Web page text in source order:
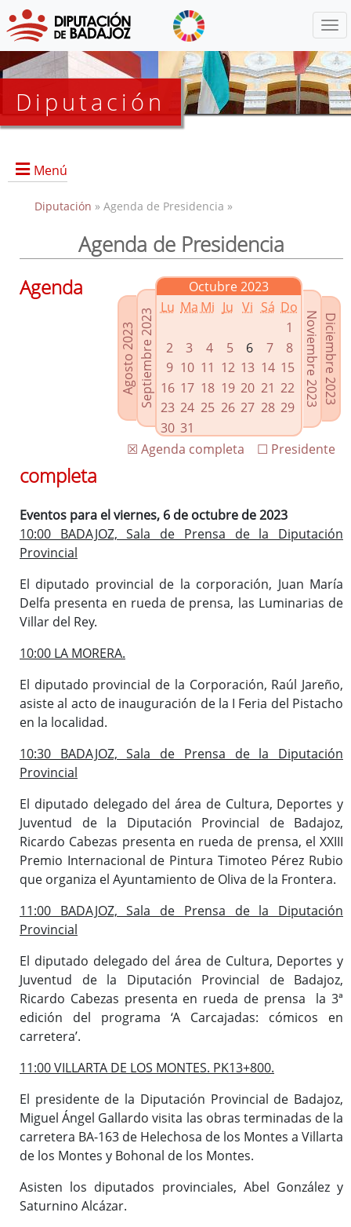
Diputación
Menú
Presidencia
Grupos Políticos
Enlaces relacionados
Agenda de Presidencia
Plenos provinciales y Juntas de gobierno
Oficina de Proyectos Europeos
Diputación » Agenda de Presidencia »
Agenda de Presidencia
Agosto 2023Septiembre 2023
Octubre 2023
Lu Ma Mi Ju Vi Sá Do
1
2
3 4 5 6 7
8
9 10 11 12 13 14 15
16 17 18 19 20 21 22
23 24 25 26 27 28 29
30 31
Diciembre 2023
Noviembre 2023
☐ Presidente
☒ Agenda completa
Agenda
completa
Eventos para el viernes, 6 de octubre de 2023
10:00 BADAJOZ, Sala de Prensa de la Diputación
Provincial
El diputado provincial de la corporación, Juan María
Delfa presenta en rueda de prensa, las Luminarias de
Villar del Rey.
10:00 LA MORERA.
El diputado provincial de la Corporación, Raúl Jareño,
asiste al acto de inauguración de la I Feria del Pistacho
en la localidad.
10:30 BADAJOZ, Sala de Prensa de la Diputación
Provincial
El diputado delegado del área de Cultura, Deportes y
Juventud de la Diputación Provincial de Badajoz,
Ricardo Cabezas presenta en rueda de prensa, el XXIII
Premio Internacional de Pintura Timoteo Pérez Rubio
que organiza el Ayuntamiento de Oliva de la Frontera.
11:00 BADAJOZ, Sala de Prensa de la Diputación
Provincial
El diputado delegado del área de Cultura, Deportes y
Juventud de la Diputación Provincial de Badajoz,
Ricardo Cabezas presenta en rueda de prensa la 3ª
edición del programa ‘A Carcajadas: cómicos en
carretera’.
11:00 VILLARTA DE LOS MONTES. PK13+800.
El presidente de la Diputación Provincial de Badajoz,
Miguel Ángel Gallardo visita las obras terminadas de la
carretera BA-163 de Helechosa de los Montes a Villarta
de los Montes y Bohonal de los Montes.
Asisten los diputados provinciales, Abel González y
Saturnino Alcázar.